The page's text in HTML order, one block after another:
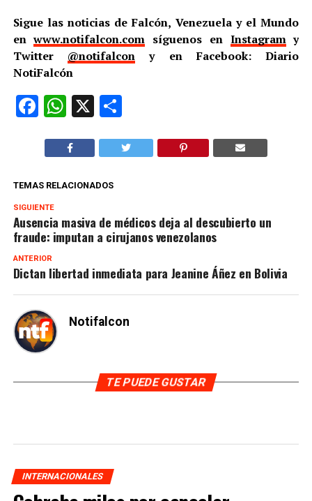
Sigue las noticias de Falcón, Venezuela y el Mundo
enwww.notifalcon.com síguenos en Instagramy
Twitter @notifalcon y en Facebook: Diario
NotiFalcón
Facebook
WhatsApp
X Compartir
TEMAS RELACIONADOS
SIGUIENTE
Ausencia masiva de médicos deja al descubierto un
fraude: imputan a cirujanos venezolanos
ANTERIOR
Dictan libertad inmediata para Jeanine Áñez en Bolivia
Notifalcon
TE PUEDE GUSTAR
INTERNACIONALES